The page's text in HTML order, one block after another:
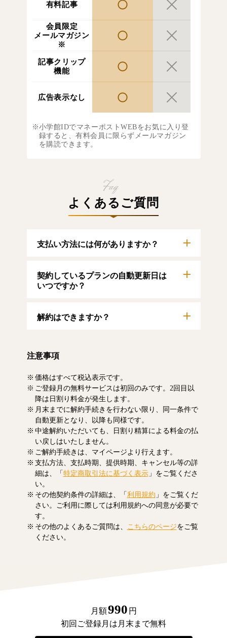
有料記事
会員限定
メールマガジン
※
記事クリップ
機能
広告表示なし
小学館IDでマネーポストWEBをお気に入り登
録すると、有料会員に限らずメールマガジン
を購読できます。
よくあるご質問
支払い方法には何がありますか？
す。
【クレジットカード】
契約しているプランの自動更新日は
いつですか？
ンのご利用期間は、マイページにてご確認い
解約はできますか？
事をお読みいただけます。なお、日割り清算
注意事項
価格はすべて税込表示です。
ご登録月の無料サービスは初回のみです。2回目以
降は日割り料金が発生します。
月末までに解約手続きを行わない限り、同一条件で
自動更新となり、以降も同様です。
中途解約いただいても、日割り精算による料金の払
い戻しはいたしません。
ご解約手続きは、マイページより行えます。
支払方法、支払時期、提供時期、キャンセル等の詳
細は、「特定商取引法に基づく表示」をご覧くださ
い。
その他契約条件の詳細は、「利用規約 」をご覧くだ
さい。ご利用に際しては利用規約への同意が必要で
す。
その他のよくあるご質問は、
こちらのページをご覧
ください。
月額990 円
初回ご登録月は月末まで無料